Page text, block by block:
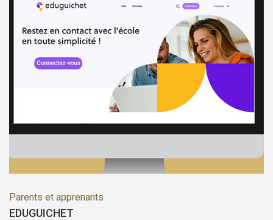
Parents et apprenants
EDUGUICHET